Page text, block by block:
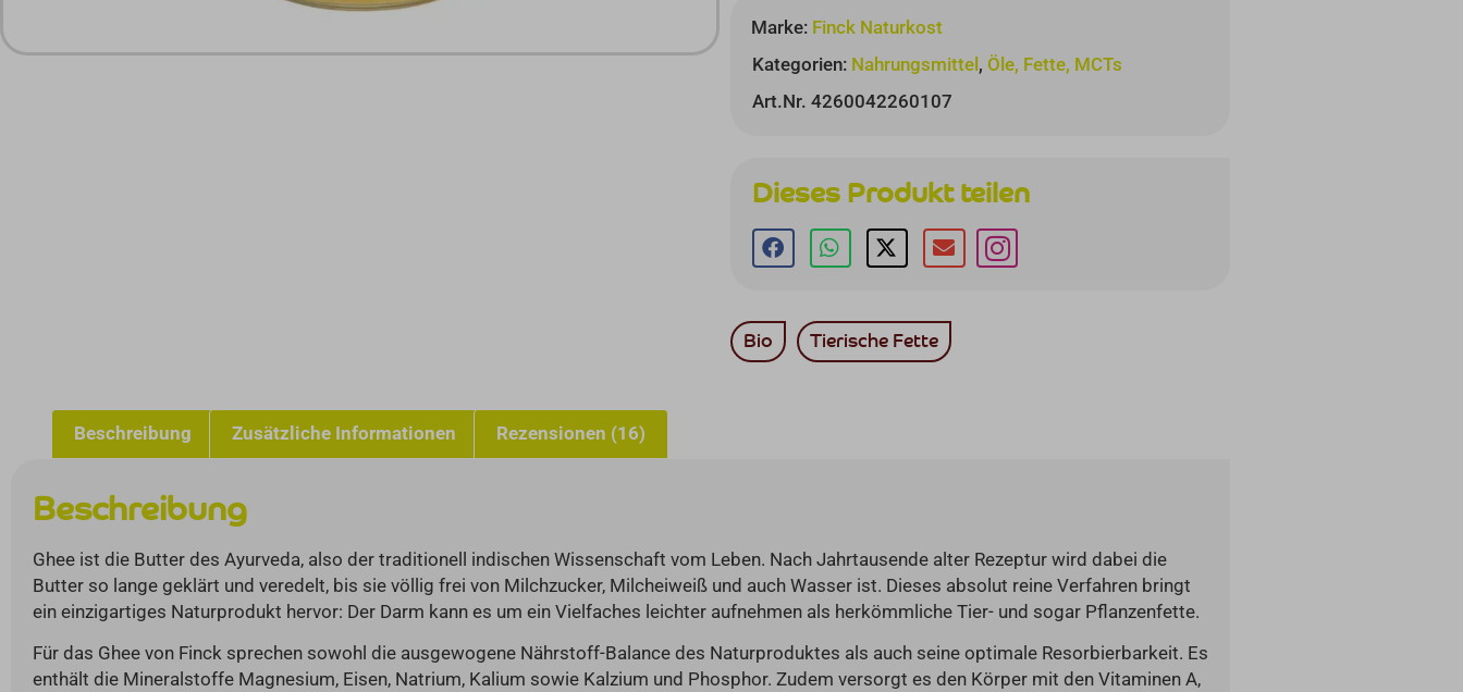
Marke: Finck Naturkost
Kategorien: Nahrungsmittel,Öle, Fette, MCTs
Art.Nr. 4260042260107
Dieses Produkt teilen
Bio Tierische Fette
Beschreibung Zusätzliche Informationen Rezensionen (16)
Beschreibung
Ghee ist die Butter des Ayurveda, also der traditionell indischen Wissenschaft vom Leben. Nach Jahrtausende alter Rezeptur wird dabei die
Butter so lange geklärt und veredelt, bis sie völlig frei von Milchzucker, Milcheiweiß und auch Wasser ist. Dieses absolut reine Verfahren bringt
ein einzigartiges Naturprodukt hervor: Der Darm kann es um ein Vielfaches leichter aufnehmen als herkömmliche Tier- und sogar Pflanzenfette.
Für das Ghee von Finck sprechen sowohl die ausgewogene Nährstoff-Balance des Naturproduktes als auch seine optimale Resorbierbarkeit. Es
enthält die Mineralstoffe Magnesium, Eisen, Natrium, Kalium sowie Kalzium und Phosphor. Zudem versorgt es den Körper mit den Vitaminen A,